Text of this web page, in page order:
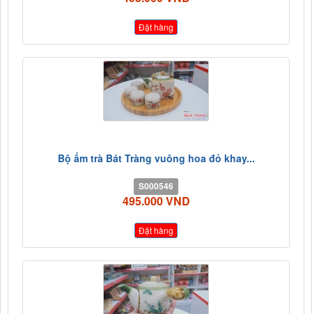
Đặt hàng
Bộ ấm trà Bát Tràng vuông hoa đỏ khay...
S000546
495.000 VND
Đặt hàng